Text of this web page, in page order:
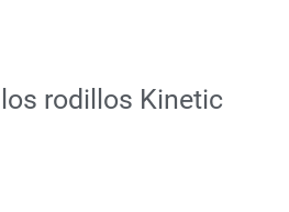
rodillos Kinetic